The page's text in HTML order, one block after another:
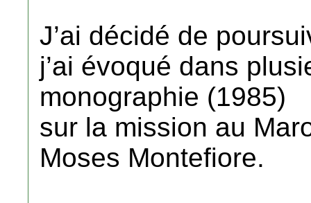
J’ai décidé de
j’ai évoqué dans
monographie (1985)
sur la mission au
Moses Montefiore.